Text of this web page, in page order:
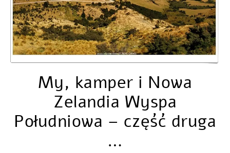
My, kamper i Nowa
Zelandia Wyspa
Południowa – część druga
…